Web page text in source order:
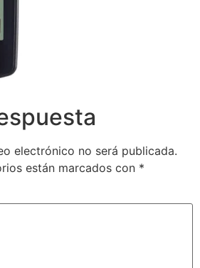
electrónico no será publicada.
están marcados con *